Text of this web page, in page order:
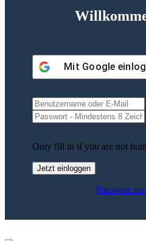
Mit Google
Only fill in if you are not
Passwort